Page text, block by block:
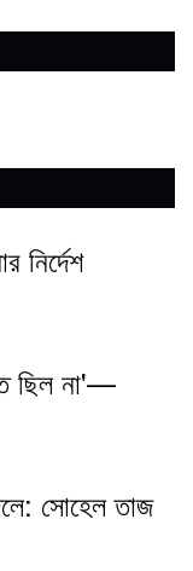
নির্দেশ
ছিল না'—
সোহেল তাজ